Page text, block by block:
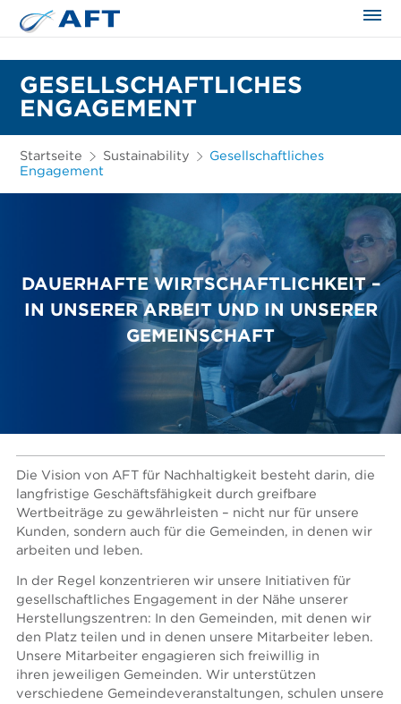
GESELLSCHAFTLICHES
ENGAGEMENT
Startseite Sustainability
Gesellschaftliches
Engagement
DAUERHAFTE WIRTSCHAFTLICHKEIT –
IN UNSERER ARBEIT UND IN UNSERER
GEMEINSCHAFT
Die Vision von AFT für Nachhaltigkeit besteht darin, die
langfristige Geschäftsfähigkeit durch greifbare
Wertbeiträge zu gewährleisten – nicht nur für unsere
Kunden, sondern auch für die Gemeinden, in denen wir
arbeiten und leben.
In der Regel konzentrieren wir unsere Initiativen für
gesellschaftliches Engagement in der Nähe unserer
Herstellungszentren: In den Gemeinden, mit denen wir
den Platz teilen und in denen unsere Mitarbeiter leben.
Unsere Mitarbeiter engagieren sich freiwillig in
ihren jeweiligen Gemeinden. Wir unterstützen
verschiedene Gemeindeveranstaltungen, schulen unsere